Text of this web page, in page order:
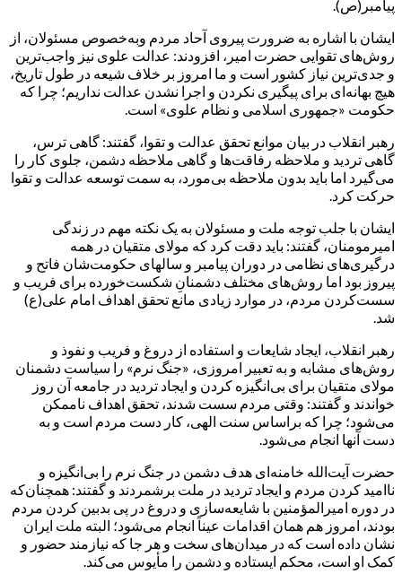
پیامبر(ص).
ایشان با اشاره به ضرورت پیروی آحاد مردم وبه‌خصوص مسئولان، از
روش‌های تقوایی حضرت امیر، افزودند: عدالت علوی نیز واجب‌ترین
و جدی‌ترین نیاز کشور است و ما امروز بر خلاف شیعه در طول تاریخ،
هیچ بهانه‌ای برای پیگیری نکردن و اجرا نشدن عدالت نداریم؛ چرا که
حکومت «جمهوری اسلامی و نظام علوی» است.
رهبر انقلاب در بیان موانع تحقق عدالت و تقوا، گفتند: گاهی ترس،
گاهی تردید و ملاحظه رفاقت‌ها و گاهی ملاحظه دشمن، جلوی کار را
می‌گیرد اما باید بدون ملاحظه بی‌مورد، به سمت توسعه عدالت و تقوا
حرکت کرد.
ایشان با جلب توجه ملت و مسئولان به یک نکته مهم در زندگی
امیرمومنان، گفتند: باید دقت کرد که مولای متقیان در همه
درگیری‌های نظامی در دوران پیامبر و سالهای حکومت‌شان فاتح و
پیروز بود اما روش‌های مختلف دشمنانِ شکست‌خورده برای فریب و
سست‌کردن مردم، در موارد زیادی مانع تحقق اهداف امام علی(ع)
شد.
رهبر انقلاب، ایجاد شایعات و استفاده از دروغ و فریب و نفوذ و
روش‌های مشابه و به تعبیر امروزی، «جنگ نرم» را سیاست دشمنان
مولای متقیان برای بی‌انگیزه کردن و ایجاد تردید در جامعه آن روز
خواندند و گفتند: وقتی مردم سست شدند، تحقق اهداف ناممکن
می‌شود؛ چرا که براساس سنت الهی، کار دست مردم است و به
دست آنها انجام می‌شود.
حضرت آیت‌الله خامنه‌ای هدف دشمن در جنگ نرم را بی‌انگیزه و
ناامید کردن مردم و ایجاد تردید در ملت برشمردند و گفتند: همچنان‌که
در دوره امیرالمؤمنین با شایعه‌سازی و دروغ در پی بدبین کردن مردم
بودند، امروز هم همان اقدامات عیناً انجام می‌شود؛ البته ملت ایران
نشان داده است که در میدان‌های سخت و هر جا که نیازمند حضور و
کمک او است، محکم ایستاده و دشمن را مأیوس می‌کند.